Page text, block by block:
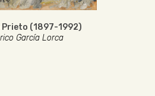
Prieto (1897-1992)
García Lorca